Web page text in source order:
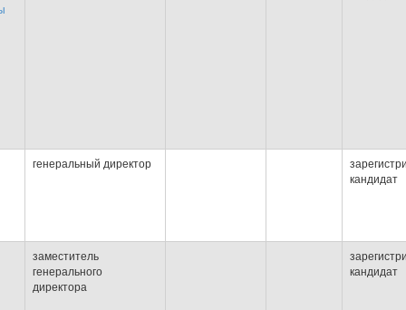
генеральный директор
кандидат
заместитель
генерального
директора
кандидат